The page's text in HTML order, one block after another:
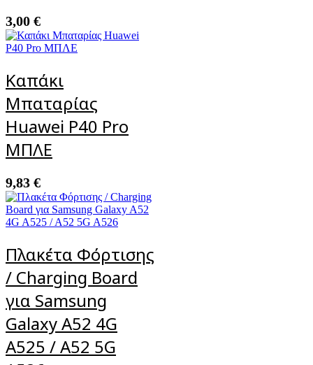
3,00 €
Καπάκι
Μπαταρίας
Huawei P40 Pro
ΜΠΛΕ
9,83 €
Πλακέτα Φόρτισης
/ Charging Board
για Samsung
Galaxy A52 4G
A525 / A52 5G